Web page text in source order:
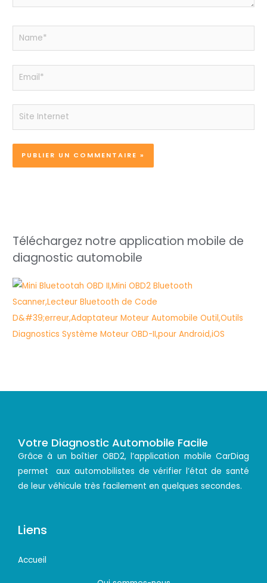
Name*
Email*
Site
Téléchargez notre application mobile de
diagnostic automobile
Votre Diagnostic Automobile Facile
Grâce à un boîtier OBD2, l’application mobile CarDiag
permet aux automobilistes de vérifier l’état de santé
de leur véhicule très facilement en quelques secondes.
Liens
Accueil